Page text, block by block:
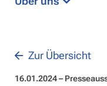
Zur Übersicht
16.01.2024 –